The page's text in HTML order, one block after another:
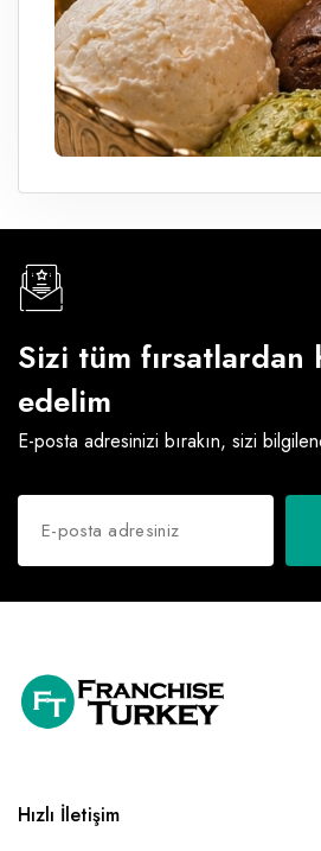
Sizi tüm fırsatlardan
edelim
E-posta adresinizi bırakın, sizi
Hızlı İletişim